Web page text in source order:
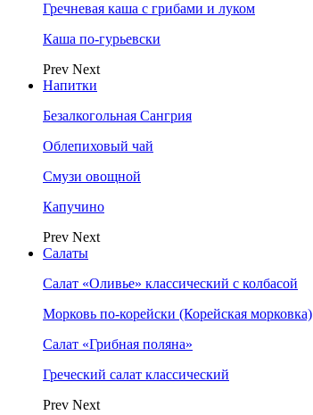
Гречневая каша с грибами и луком
Каша по-гурьевски
Prev Next
Напитки
Безалкогольная Сангрия
Облепиховый чай
Смузи овощной
Капучино
Prev Next
Салаты
Салат «Оливье» классический с колбасой
Морковь по-корейски (Корейская морковка)
Салат «Грибная поляна»
Греческий салат классический
Prev Next